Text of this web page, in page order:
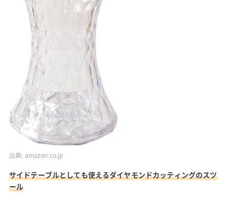
出典: amazon.co.jp
サイドテーブルとしても使えるダイヤモンドカッティングのスツ
ール